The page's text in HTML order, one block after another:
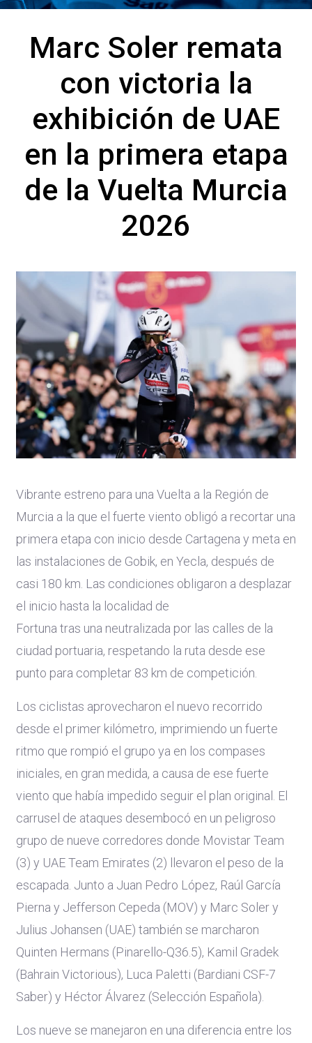
Marc Soler remata
con victoria la
exhibición de UAE
en la primera etapa
de la Vuelta Murcia
2026
Vibrante estreno para una Vuelta a la Región de
Murcia a la que el fuerte viento obligó a recortar una
primera etapa con inicio desde Cartagena y meta en
las instalaciones de Gobik, en Yecla, después de
casi 180 km. Las condiciones obligaron a desplazar
el inicio hasta la localidad de
Fortuna tras una neutralizada por las calles de la
ciudad portuaria, respetando la ruta desde ese
punto para completar 83 km de competición.
Los ciclistas aprovecharon el nuevo recorrido
desde el primer kilómetro, imprimiendo un fuerte
ritmo que rompió el grupo ya en los compases
iniciales, en gran medida, a causa de ese fuerte
viento que había impedido seguir el plan original. El
carrusel de ataques desembocó en un peligroso
grupo de nueve corredores donde Movistar Team
(3) y UAE Team Emirates (2) llevaron el peso de la
escapada. Junto a Juan Pedro López, Raúl García
Pierna y Jefferson Cepeda (MOV) y Marc Soler y
Julius Johansen (UAE) también se marcharon
Quinten Hermans (Pinarello-Q36.5), Kamil Gradek
(Bahrain Victorious), Luca Paletti (Bardiani CSF-7
Saber) y Héctor Álvarez (Selección Española).
Los nueve se manejaron en una diferencia entre los